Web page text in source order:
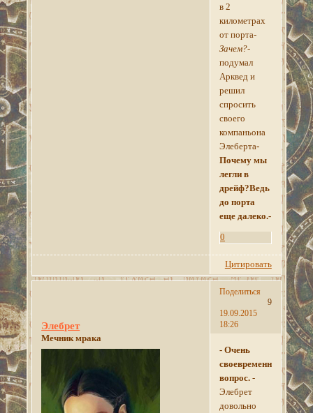
в 2
километрах
от порта-
Зачем?-
подумал
Арквед и
решил
спросить
своего
компаньона
Элеберта-
Почему мы
легли в
дрейф?Ведь
до порта
еще далеко.-
0
Цитировать
Поделиться
9
19.09.2015
18:26
Элебрет
Мечник мрака
- Очень
своевременный
вопрос.-
Элебрет
довольно